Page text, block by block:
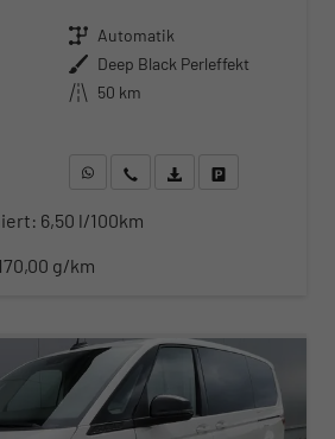
Getriebe Automatik
Außenfarbe Deep Black Perleffekt
Kilometerstand 50 km
WhatsApp anfragen
Wir rufen Sie anFahrzeugexposé (PDF)
6,50 l/100km
g/km